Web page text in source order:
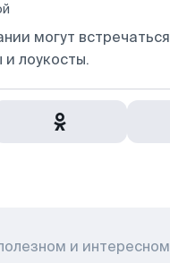
могут встречаться
лоукосты.
и интересном